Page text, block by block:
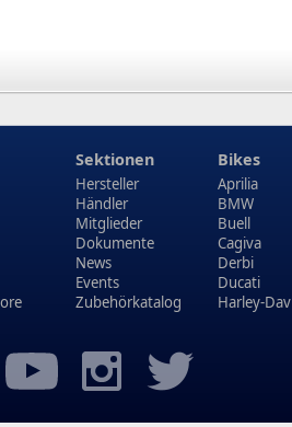
Sektionen
Hersteller
Händler
Mitglieder
Dokumente
News
Events
Zubehörkatalog
Bikes
Aprilia
BMW
Buell
Cagiva
Derbi
Ducati
Harley-